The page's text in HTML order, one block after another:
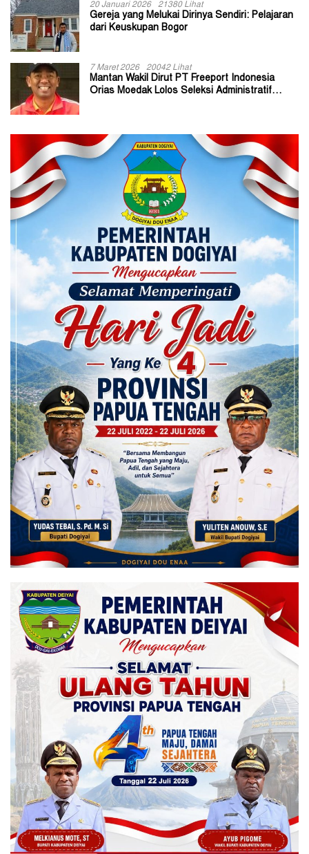
20 Januari 2026 21380 Lihat
Gereja yang Melukai Dirinya Sendiri: Pelajaran
dari Keuskupan Bogor
7 Maret 2026 20042 Lihat
Mantan Wakil Dirut PT Freeport Indonesia
Orias Moedak Lolos Seleksi Administratif